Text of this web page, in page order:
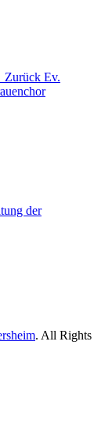
Beitrag:
Ev.
der
. All Rights